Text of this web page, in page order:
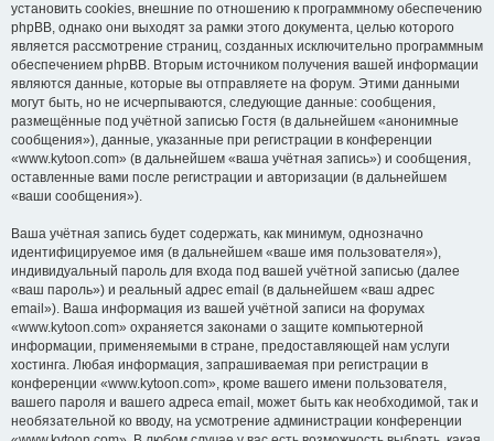
установить cookies, внешние по отношению к программному обеспечению
phpBB, однако они выходят за рамки этого документа, целью которого
является рассмотрение страниц, созданных исключительно программным
обеспечением phpBB. Вторым источником получения вашей информации
являются данные, которые вы отправляете на форум. Этими данными
могут быть, но не исчерпываются, следующие данные: сообщения,
размещённые под учётной записью Гостя (в дальнейшем «анонимные
сообщения»), данные, указанные при регистрации в конференции
«www.kytoon.com» (в дальнейшем «ваша учётная запись») и сообщения,
оставленные вами после регистрации и авторизации (в дальнейшем
«ваши сообщения»).
Ваша учётная запись будет содержать, как минимум, однозначно
идентифицируемое имя (в дальнейшем «ваше имя пользователя»),
индивидуальный пароль для входа под вашей учётной записью (далее
«ваш пароль») и реальный адрес email (в дальнейшем «ваш адрес
email»). Ваша информация из вашей учётной записи на форумах
«www.kytoon.com» охраняется законами о защите компьютерной
информации, применяемыми в стране, предоставляющей нам услуги
хостинга. Любая информация, запрашиваемая при регистрации в
конференции «www.kytoon.com», кроме вашего имени пользователя,
вашего пароля и вашего адреса email, может быть как необходимой, так и
необязательной ко вводу, на усмотрение администрации конференции